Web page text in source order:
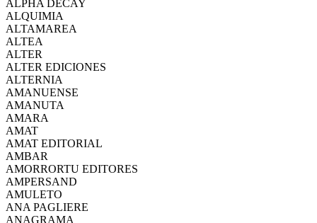
ALPHA DECAY
ALQUIMIA
ALTAMAREA
ALTEA
ALTER
ALTER EDICIONES
ALTERNIA
AMANUENSE
AMANUTA
AMARA
AMAT
AMAT EDITORIAL
AMBAR
AMORRORTU EDITORES
AMPERSAND
AMULETO
ANA PAGLIERE
ANAGRAMA